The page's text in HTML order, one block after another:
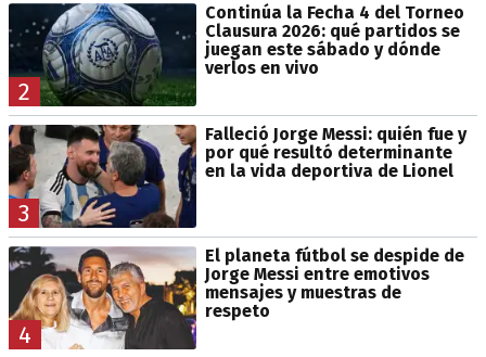
2
Continúa la Fecha 4 del Torneo
Clausura 2026: qué partidos se
juegan este sábado y dónde
verlos en vivo
3
Falleció Jorge Messi: quién fue y
por qué resultó determinante
en la vida deportiva de Lionel
4
El planeta fútbol se despide de
Jorge Messi entre emotivos
mensajes y muestras de
respeto